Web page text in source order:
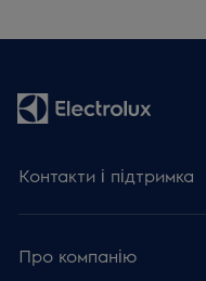
Контакти і підтримка
Про компанію